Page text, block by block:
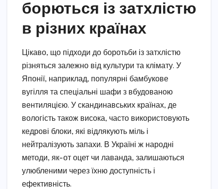
борються із затхлістю
в різних країнах
Цікаво, що підходи до боротьби із затхлістю
різняться залежно від культури та клімату. У
Японії, наприклад, популярні бамбукове
вугілля та спеціальні шафи з вбудованою
вентиляцією. У скандинавських країнах, де
вологість також висока, часто використовують
кедрові блоки, які відлякують міль і
нейтралізують запахи. В Україні ж народні
методи, як-от оцет чи лаванда, залишаються
улюбленими через їхню доступність і
ефективність.